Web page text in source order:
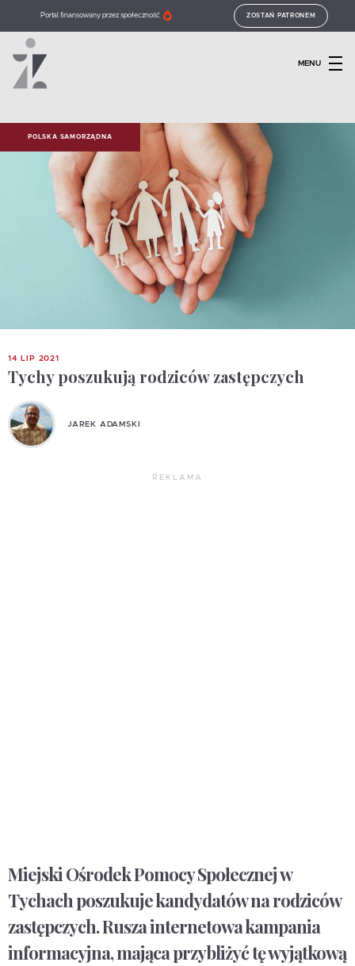
Portal finansowany przez społeczność ZOSTAŃ PATRONEM
MENU
POLSKA SAMORZĄDNA
14 LIP 2021
Tychy poszukują rodziców zastępczych
JAREK ADAMSKI
REKLAMA
Miejski Ośrodek Pomocy Społecznej w
Tychach poszukuje kandydatów na rodziców
zastępczych. Rusza internetowa kampania
informacyjna, mająca przybliżyć tę wyjątkową